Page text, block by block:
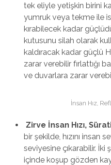
tek eliyle yetişkin birini
yumruk veya tekme ile
kırabilecek kadar
kutusunu silah olarak
kaldıracak kadar güçlü
zarar verebilir fırlattığı
ve duvarlara zarar
İnsan Hız,
Zirve İnsan Hızı,
bir şekilde, hızını insan
seviyesine çıkarabilir.
içinde koşup gözden